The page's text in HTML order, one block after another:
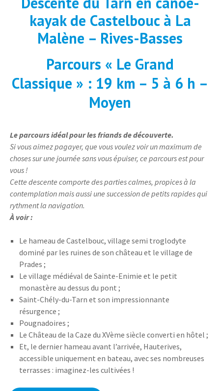
kayak de Castelbouc à La
Malène – Rives-Basses
Parcours « Le Grand
Classique » : 19 km – 5 à 6 h –
Moyen
Le parcours idéal pour les friands de découverte.
Si vous aimez pagayer, que vous voulez voir un maximum de
choses sur une journée sans vous épuiser, ce parcours est pour
vous !
Cette descente comporte des parties calmes, propices à la
contemplation mais aussi une succession de petits rapides qui
rythment la navigation.
À voir :
Le hameau de Castelbouc, village semi troglodyte
dominé par les ruines de son château et le village de
Prades ;
Le village médiéval de Sainte-Enimie et le petit
monastère au dessus du pont ;
Saint-Chély-du-Tarn et son impressionnante
résurgence ;
Pougnadoires ;
Le Château de la Caze du XVème siècle converti en hôtel ;
Et, le dernier hameau avant l’arrivée, Hauterives,
accessible uniquement en bateau, avec ses nombreuses
terrasses : imaginez-les cultivées !